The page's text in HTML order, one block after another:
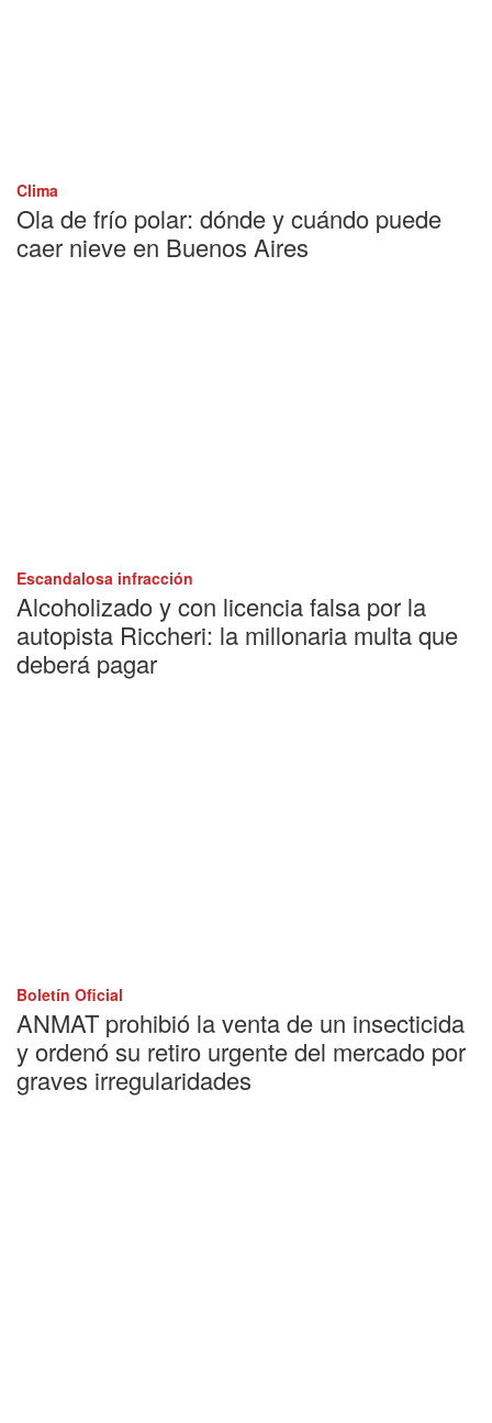
Clima
Ola de frío polar: dónde y cuándo puede
caer nieve en Buenos Aires
Escandalosa infracción
Alcoholizado y con licencia falsa por la
autopista Riccheri: la millonaria multa que
deberá pagar
Boletín Oficial
ANMAT prohibió la venta de un insecticida
y ordenó su retiro urgente del mercado por
graves irregularidades